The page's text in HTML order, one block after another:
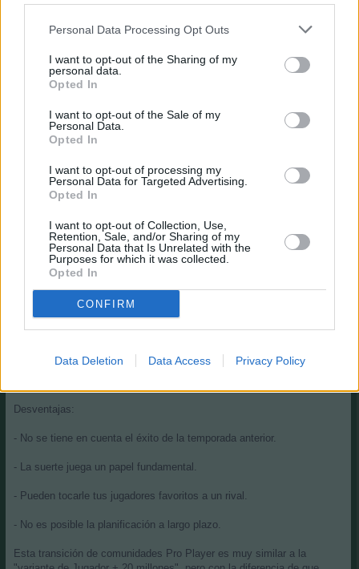
Personal Data Processing Opt Outs
I want to opt-out of the Sharing of my
personal data.
Opted In
I want to opt-out of the Sale of my
Personal Data.
Opted In
I want to opt-out of processing my
Personal Data for Targeted Advertising.
Opted In
I want to opt-out of Collection, Use,
Retention, Sale, and/or Sharing of my
Personal Data that Is Unrelated with the
Purposes for which it was collected.
Opted In
CONFIRM
Data Deletion Data Access Privacy Policy
Esta variante es virtualmente el hermano mayor de la anterior. Se
diferencian solo en el punto en que la asignación de posiciones de los
tenga 2 porteros, 4 defensas, 6 centrocampistas y 3 delanteros al final
del cambio de temporada.
Modos adiciones en Comunidades Pro Player
Tu plantilla será eliminada y recibirás un nuevo equipo de 15
jugadores. El saldo de la cuenta también se eliminará y se recibirás 45
millones menos el valor del equipo que te haya tocado.
Ventajas:
Desventajas:
- No se tiene en cuenta el éxito de la temporada anterior.
- La suerte juega un papel fundamental.
- Pueden tocarle tus jugadores favoritos a un rival.
- No es posible la planificación a largo plazo.
Esta transición de comunidades Pro Player es muy similar a la